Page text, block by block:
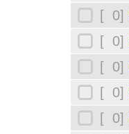
[ 0]
[ 0]
[ 0]
[ 0]
[ 0]